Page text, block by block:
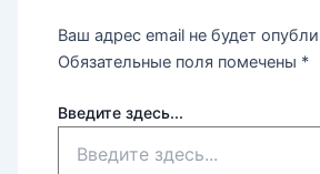
Ваш адрес email не будет
Обязательные поля помечены *
Введите здесь...